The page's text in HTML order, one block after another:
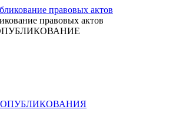
правовых актов